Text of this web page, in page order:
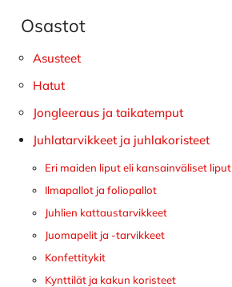
Ensisijainen
sivupalkki
Osastot
Asusteet
Hatut
Jongleeraus ja taikatemput
Juhlatarvikkeet ja juhlakoristeet
Eri maiden liput eli kansainväliset liput
Ilmapallot ja foliopallot
Juhlien kattaustarvikkeet
Juomapelit ja -tarvikkeet
Konfettitykit
Kynttilät ja kakun koristeet